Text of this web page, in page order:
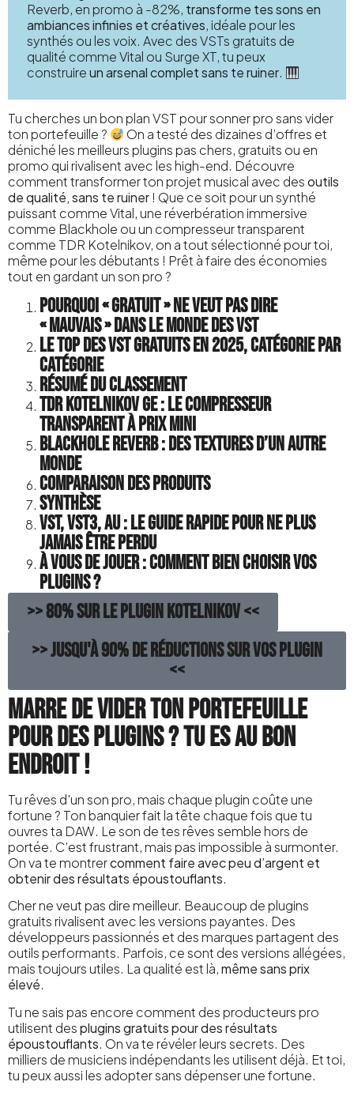
Reverb, en promo à -82%, transforme tes sons en
ambiances infinies et créatives, idéale pour les
synthés ou les voix. Avec des VSTs gratuits de
qualité comme Vital ou Surge XT, tu peux
construireun arsenal complet sans te ruiner.
Tu cherches un bon plan VST pour sonner pro sans vider
ton portefeuille ?
On a testé des dizaines d’offres et
déniché les meilleurs plugins pas chers, gratuits ou en
promo qui rivalisent avec les high-end. Découvre
comment transformer ton projet musical avec desoutils
de qualité, sans te ruiner! Que ce soit pour un synthé
puissant comme Vital, une réverbération immersive
comme Blackhole ou un compresseur transparent
comme TDR Kotelnikov, on a tout sélectionné pour toi,
même pour les débutants ! Prêt à faire des économies
tout en gardant un son pro ?
Pourquoi « gratuit » ne veut pas dire
« mauvais » dans le monde des VST
Le top des VST gratuits en 2025, catégorie par
catégorie
Résumé du classement
TDR Kotelnikov GE : le compresseur
transparent à prix mini
Blackhole Reverb : des textures d’un autre
monde
Comparaison des produits
Synthèse
VST, VST3, AU : le guide rapide pour ne plus
jamais être perdu
À vous de jouer : comment bien choisir vos
plugins ?
>> 80% sur le plugin KOTELNIKOV <<
>> Jusqu'à 90% de réductions sur vos plugin
<<
Marre de vider ton portefeuille
pour des plugins ? Tu es au bon
endroit !
Tu rêves d’un son pro, mais chaque plugin coûte une
fortune ? Ton banquier fait la tête chaque fois que tu
ouvres ta DAW. Le son de tes rêves semble hors de
portée. C’est frustrant, mais pas impossible à surmonter.
On va te montrercomment faire avec peu d’argent et
obtenir des résultats époustouflants.
Cher ne veut pas dire meilleur. Beaucoup de plugins
gratuits rivalisent avec les versions payantes. Des
développeurs passionnés et des marques partagent des
outils performants. Parfois, ce sont des versions allégées,
mais toujours utiles. La qualité est là,même sans prix
élevé.
Tu ne sais pas encore comment des producteurs pro
utilisent desplugins gratuits pour des résultats
époustouflants. On va te révéler leurs secrets. Des
milliers de musiciens indépendants les utilisent déjà. Et toi,
tu peux aussi les adopter sans dépenser une fortune.